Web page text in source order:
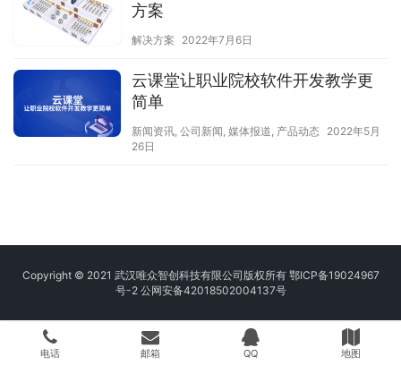
方案
解决方案 2022年7月6日
云课堂让职业院校软件开发教学更
简单
新闻资讯, 公司新闻, 媒体报道, 产品动态
2022年5月
26日
Copyright © 2021 武汉唯众智创科技有限公司版权所有 鄂ICP备19024967
号-2 公网安备42018502004137号
电话 邮箱 QQ 地图